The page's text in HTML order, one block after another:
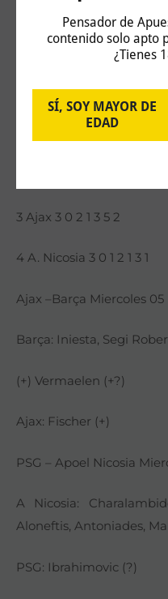
Pensador de
contenido solo apto
¿Tienes
SÍ, SOY MAYOR DE
EDAD
P.S.G. puede cerrar
CLASIFICACIÓN P.J.
3 Ajax 3 0 2 1 3 5 2
4 A. Nicosia 3 0 1 2 1 3 1
Ajax –Barça Miercoles 05
Barça: Iniesta, Segi
(+) Vermaelen (+?)
Ajax: Fischer (+)
PSG – Apoel Nicosia
A Nicosia:
Aloneftis, Antoniades,
PSG: Ibrahimovic (?)